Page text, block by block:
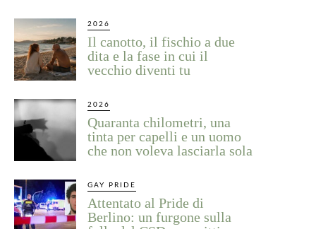
2026
Il canotto, il fischio a due
dita e la fase in cui il
vecchio diventi tu
2026
Quaranta chilometri, una
tinta per capelli e un uomo
che non voleva lasciarla sola
GAY PRIDE
Attentato al Pride di
Berlino: un furgone sulla